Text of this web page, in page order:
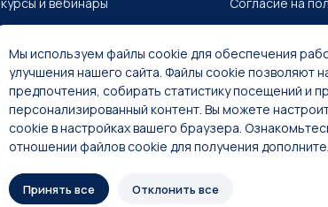
материалы
Карта сайта
Мы используем файлы cookie для обеспечения
улучшения нашего сайта. Файлы cookie позволяют
предпочтения, собирать статистику посещений и
персонализированный контент. Вы можете
cookie в настройках вашего браузера.
отношении файлов cookie для получения
Принять все Отклонить все